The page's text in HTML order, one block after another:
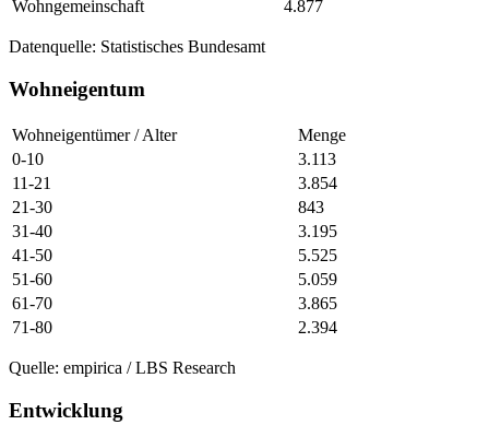
Wohngemeinschaft
4.877
Datenquelle: Statistisches Bundesamt
Wohneigentum
Wohneigentümer / Alter
Menge
0-10
3.113
11-21
3.854
21-30
843
31-40
3.195
41-50
5.525
51-60
5.059
61-70
3.865
71-80
2.394
Quelle: empirica / LBS Research
Entwicklung